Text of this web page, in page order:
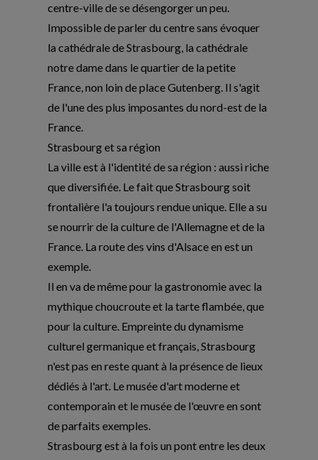
centre-ville de se désengorger un peu.
Impossible de parler du centre sans évoquer
la cathédrale de Strasbourg, la cathédrale
notre dame dans le quartier de la petite
France, non loin de place Gutenberg. Il s'agit
de l'une des plus imposantes du nord-est de la
France.
Strasbourg et sa région
La ville est à l'identité de sa région : aussi riche
que diversifiée. Le fait que Strasbourg soit
frontalière l'a toujours rendue unique. Elle a su
se nourrir de la culture de l'Allemagne et de la
France. La route des vins d'Alsace en est un
exemple.
Il en va de même pour la gastronomie avec la
mythique choucroute et la tarte flambée, que
pour la culture. Empreinte du dynamisme
culturel germanique et français, Strasbourg
n'est pas en reste quant à la présence de lieux
dédiés à l'art. Le musée d'art moderne et
contemporain et le musée de l'œuvre en sont
de parfaits exemples.
Strasbourg est à la fois un pont entre les deux